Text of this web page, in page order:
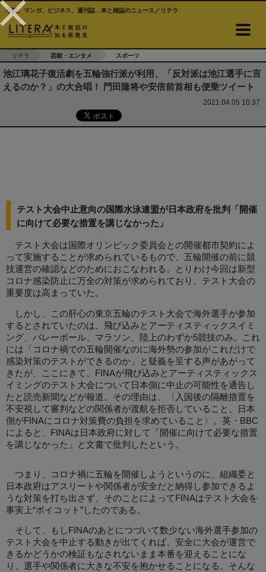
小説、マンガ、ビジネス、週刊誌…本と雑誌のニュース／リテラ
リテラ 芸能・エンタメ スポーツ
池江璃花子復活劇を五輪強行派が利用、「反対派は池江選手に言
えるのか？」の大合唱！ 門田隆将や安倍前首相も便乗ツイート
2021.04.05 10:37
テスト大会中止意向の国際水泳連盟が日本政府を批判「開催
に向けて必要な措置を講じなかった」
テスト大会は国際オリンピック委員会との開催都市契約によ
って実施することが求められているもので、五輪開催の前に競
技運営の確認などのためにおこなわれる。とりわけ今回は新型
コロナ感染防止に万全の対策が求められており、テスト大会の
重要度は高まっていた。
しかし、この肝心の東京五輪のテスト大会で海外選手が参加
するとされていたのは、飛び込みとアーティスティックスイミ
ング、バレーボール、マラソン、陸上のわずか5競技のみ。これ
には「コロナ禍での五輪開催なのに海外勢の参加がこれだけで
感染対策のテストができるのか」と疑義を呈する声があがって
きたが、ここにきて、FINAが飛び込みとアーティスティックス
イミングのテスト大会について日本側に中止の可能性を通告し
たと読売新聞などが報道。その理由は、〈入国後の隔離措置を
不安視して審判などの関係者が渡航を拒否していること、日本
側がFINAにコロナ対策費の負担を求めていること〉。英・BBC
によると、FINAは日本政府に対して「開催に向けて必要な措置
を講じなかった」と文書で批判したという。
つまり、コロナ禍に五輪を開催しようというのに、組織委と
日本政府はアスリートや関係者が安全だと納得し参加できるよ
うな対策を打ち出さず、そのことによってFINAはテスト大会を
事実上“ボイコット”したのである。
そして、もしFINAのあとにつづいて数少ない海外選手参加の
テスト大会を中止する動きが出てくれば、安全に大会が運営で
きるかどうかの検証もなされないまま本番を迎えることにな
り、選手や関係者に大きな不安を抱かせることになる。そんな